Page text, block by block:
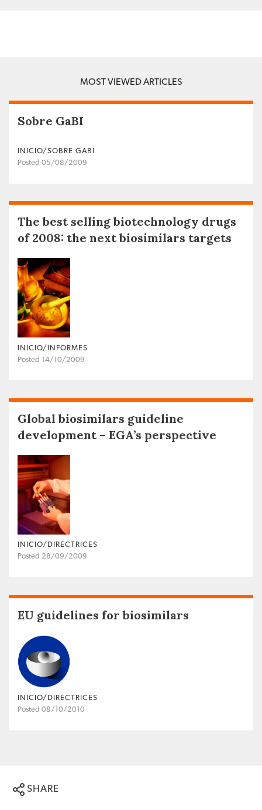
MOST VIEWED ARTICLES
Sobre GaBI
INICIO/SOBRE GABI
Posted 05/08/2009
The best selling biotechnology drugs
of 2008: the next biosimilars targets
INICIO/INFORMES
Posted 14/10/2009
Global biosimilars guideline
development – EGA’s perspective
INICIO/DIRECTRICES
Posted 28/09/2009
EU guidelines for biosimilars
INICIO/DIRECTRICES
Posted 08/10/2010
SHARE